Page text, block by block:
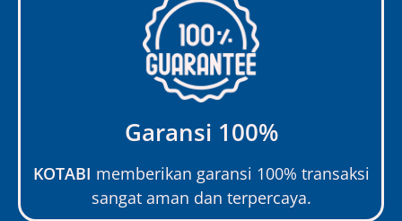
Garansi 100%
KOTABI memberikan garansi 100% transaksi
sangat aman dan terpercaya.